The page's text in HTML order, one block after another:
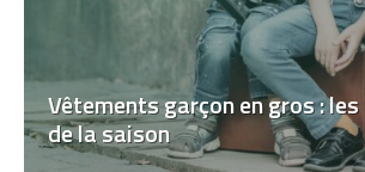
Vêtements garçon en gros :
de la saison